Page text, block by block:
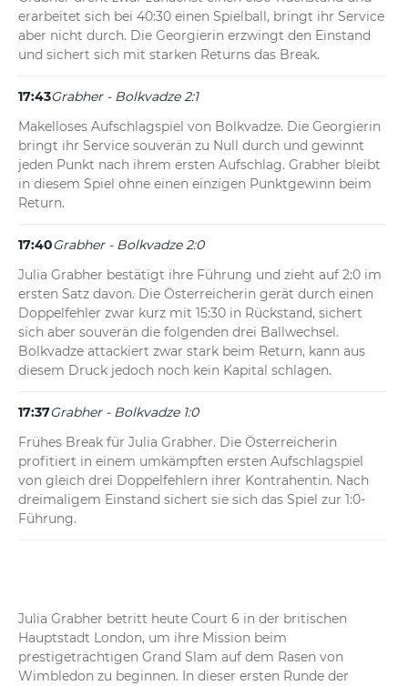
erarbeitet sich bei 40:30 einen Spielball, bringt ihr Service
aber nicht durch. Die Georgierin erzwingt den Einstand
und sichert sich mit starken Returns das Break.
17:43Grabher - Bolkvadze 2:1
Makelloses Aufschlagspiel von Bolkvadze. Die Georgierin
bringt ihr Service souverän zu Null durch und gewinnt
jeden Punkt nach ihrem ersten Aufschlag. Grabher bleibt
in diesem Spiel ohne einen einzigen Punktgewinn beim
Return.
17:40Grabher - Bolkvadze 2:0
Julia Grabher bestätigt ihre Führung und zieht auf 2:0 im
ersten Satz davon. Die Österreicherin gerät durch einen
Doppelfehler zwar kurz mit 15:30 in Rückstand, sichert
sich aber souverän die folgenden drei Ballwechsel.
Bolkvadze attackiert zwar stark beim Return, kann aus
diesem Druck jedoch noch kein Kapital schlagen.
17:37Grabher - Bolkvadze 1:0
Frühes Break für Julia Grabher. Die Österreicherin
profitiert in einem umkämpften ersten Aufschlagspiel
von gleich drei Doppelfehlern ihrer Kontrahentin. Nach
dreimaligem Einstand sichert sie sich das Spiel zur 1:0-
Führung.
Julia Grabher betritt heute Court 6 in der britischen
Hauptstadt London, um ihre Mission beim
prestigeträchtigen Grand Slam auf dem Rasen von
Wimbledon zu beginnen. In dieser ersten Runde der